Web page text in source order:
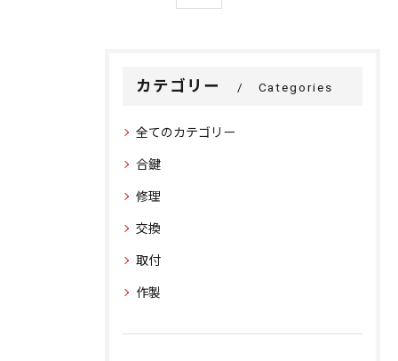
カテゴリー Categories
全てのカテゴリー
合鍵
修理
交換
取付
作製